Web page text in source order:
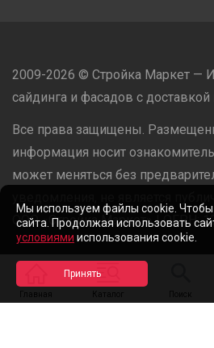
Главная Каталог Поиск
2009-2026 © Стройка Маркет —
сайдинга и фасадов с
Все права защищены.
информация носит
может меняться без
ООО «Стройка Маркет» | ОГРН:
Разработано в
Мы используем файлы cookie.
сайта. Продолжая использовать
условиями использования cookie.